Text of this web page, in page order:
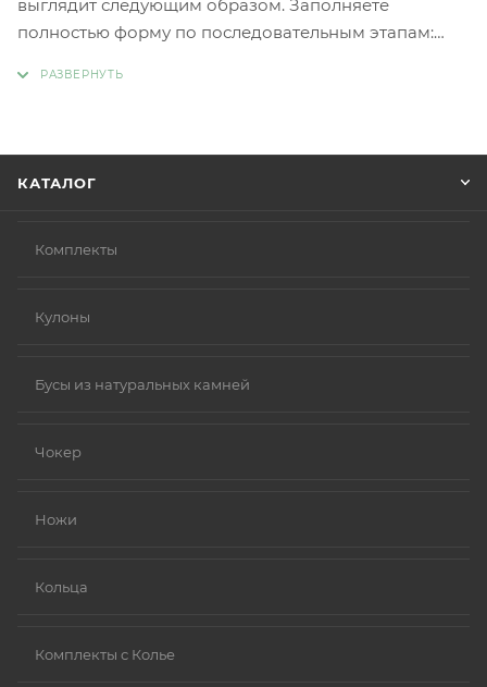
выглядит следующим образом. Заполняете
полностью форму по последовательным этапам:
КАТАЛОГ
Комплекты
Кулоны
Бусы из натуральных камней
Чокер
Ножи
Кольца
Комплекты с Колье